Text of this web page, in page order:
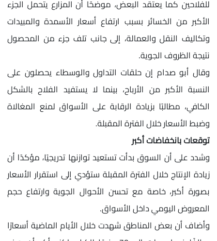
للفلاحين كما يعتقد البعض، موضحًا أن المزارع يتحمل الجزء
الأكبر من الخسائر بسبب ارتفاع أسعار الأسمدة والمبيدات
وتكاليف النقل والعمالة، إلى جانب تلف جزء من المحصول
نتيجة الظروف الجوية.
وقال أبو صدام إن حلقات التداول والوسطاء يحصلون على
النسبة الأكبر من الأرباح، بينما لا يستفيد الفلاح بالشكل
الكافي، مطالبًا بزيادة الرقابة على الأسواق لمنع المغالاة
وضبط الأسعار خلال الفترة المقبلة.
توقعات بانخفاضات أكبر
وشدد على أن السوق بدأت تستعيد توازنها تدريجيًا، مؤكدًا أن
زيادة الإنتاج خلال الفترة المقبلة ستؤدي إلى استقرار الأسعار
بصورة أكبر، خاصة مع تحسن الأحوال الجوية وارتفاع حجم
المعروض اليومي داخل الأسواق.
وأضاف أن بعض المناطق شهدت خلال الأيام الماضية أسعارًا